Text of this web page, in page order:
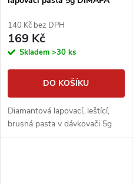
r
o
u
k
p
r
o
d
u
140 Kč bez DPH
169 Kč
Skladem >30 ks
DO KOŠÍKU
Diamantová lapovací, leštící,
brusná pasta v dávkovači 5g